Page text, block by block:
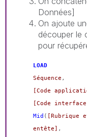
Données]
On ajoute
découper le
pour
LOAD
Séquence ,
[Code
[Code
Mid ( [Rubrique
entête] ,